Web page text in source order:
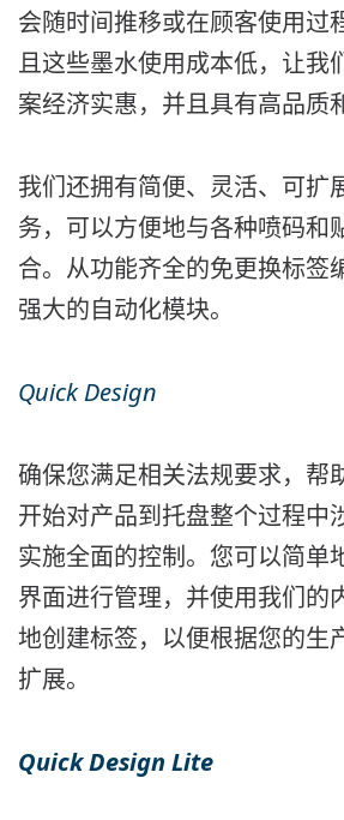
会随时间推移或在顾客使用过
且这些墨水使用成本低，让我
案经济实惠，并且具有高品质
我们还拥有简便、灵活、可扩
务，可以方便地与各种喷码和
合。从功能齐全的免更换标签
强大的自动化模块。
Quick Design
确保您满足相关法规要求，帮
开始对产品到托盘整个过程中
实施全面的控制。您可以简单
界面进行管理，并使用我们的
地创建标签，以便根据您的生
扩展。
Quick Design Lite